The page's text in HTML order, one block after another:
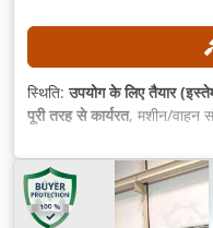
स्थिति:उपयोग के लिए तैयार
पूरी तरह से कार्यरत, मशीन/वाहन
का व्यास (अधिकतम):0.33 मिमी,
HSS-Steuerung,